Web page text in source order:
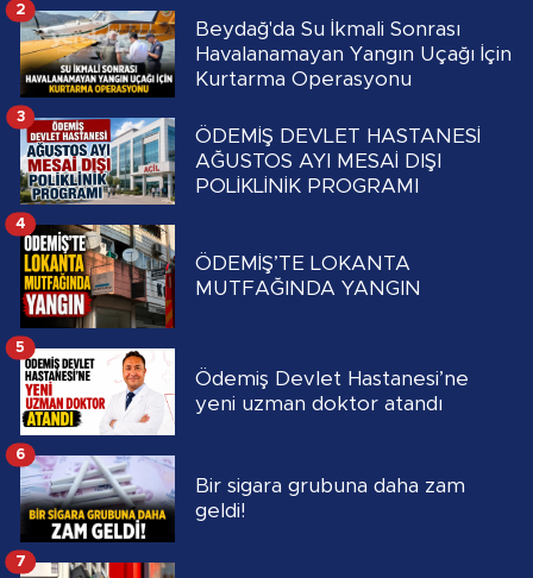
Beydağ'da Su İkmali Sonrası
Havalanamayan Yangın Uçağı İçin
Kurtarma Operasyonu
2
ÖDEMİŞ DEVLET HASTANESİ
AĞUSTOS AYI MESAİ DIŞI
POLİKLİNİK PROGRAMI
3
ÖDEMİŞ’TE LOKANTA
MUTFAĞINDA YANGIN
4
Ödemiş Devlet Hastanesi’ne
yeni uzman doktor atandı
5
Bir sigara grubuna daha zam
geldi!
6
7